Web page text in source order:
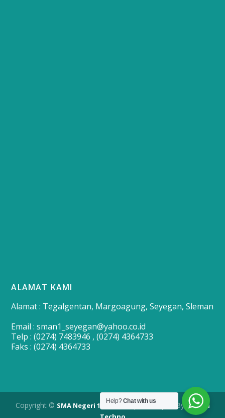
ALAMAT KAMI
Alamat : Tegalgentan, Margoagung, Seyegan, Sleman
Email : sman1_seyegan@yahoo.co.id
Telp : (0274) 7483946 , (0274) 4364733
Faks : (0274) 4364733
Copyright © SMA Negeri 1 Seyegan| Developed By Merapi
Help?Chat with us